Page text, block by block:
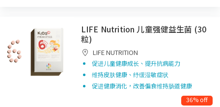
LIFE Nutrition 儿童强健益生菌 (30
粒)
LIFE NUTRITION
促进儿童健康成长、提升抗病能力
维持皮肤健康、纾缓湿敏症状
促进健康消化，改善偏食维持肠道健康
36% off